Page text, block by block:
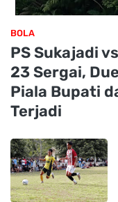
BOLA
PS Sukajadi
23 Sergai,
Piala Bupati
Terjadi